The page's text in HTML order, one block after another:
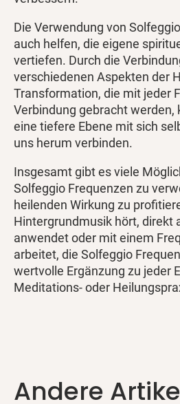
Die Verwendung von
auch helfen, die eigene
vertiefen. Durch die
verschiedenen Aspekten der
Transformation, die mit jeder
Verbindung gebracht werden,
eine tiefere Ebene mit sich
uns herum verbinden.
Insgesamt gibt es viele
Solfeggio Frequenzen zu
heilenden Wirkung zu
Hintergrundmusik hört, direkt
anwendet oder mit einem
arbeitet, die Solfeggio
wertvolle Ergänzung zu jeder
Meditations- oder
Andere